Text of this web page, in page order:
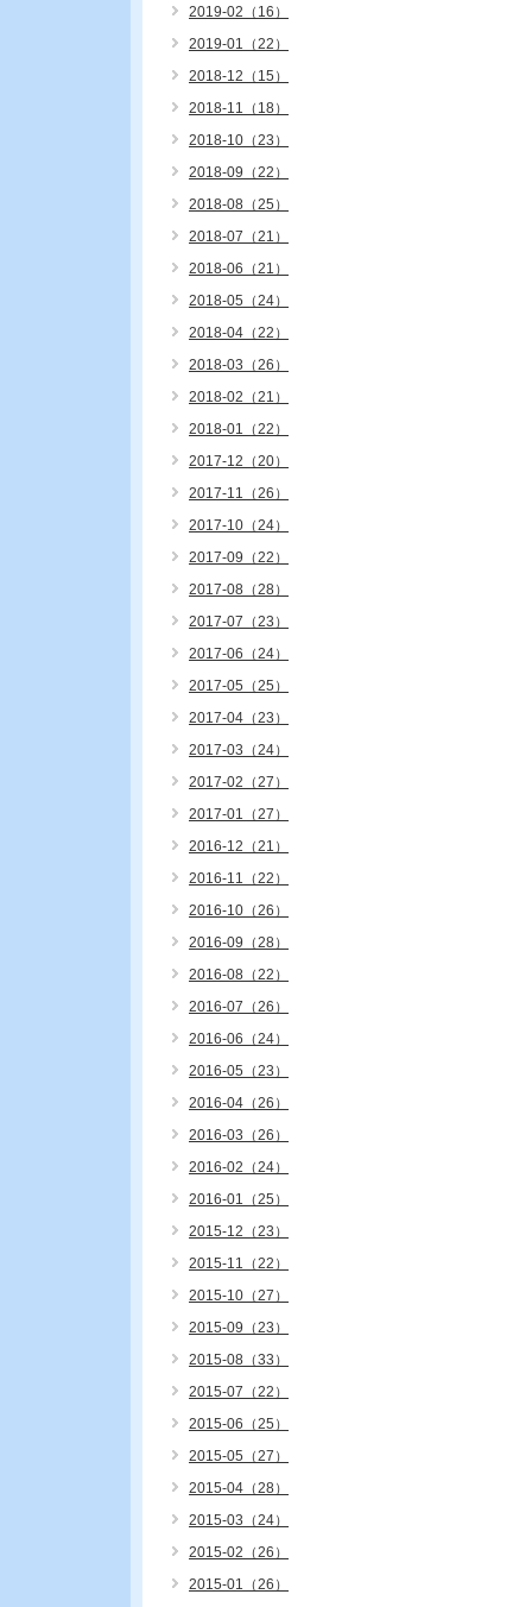
2019-02（16）
2019-01（22）
2018-12（15）
2018-11（18）
2018-10（23）
2018-09（22）
2018-08（25）
2018-07（21）
2018-06（21）
2018-05（24）
2018-04（22）
2018-03（26）
2018-02（21）
2018-01（22）
2017-12（20）
2017-11（26）
2017-10（24）
2017-09（22）
2017-08（28）
2017-07（23）
2017-06（24）
2017-05（25）
2017-04（23）
2017-03（24）
2017-02（27）
2017-01（27）
2016-12（21）
2016-11（22）
2016-10（26）
2016-09（28）
2016-08（22）
2016-07（26）
2016-06（24）
2016-05（23）
2016-04（26）
2016-03（26）
2016-02（24）
2016-01（25）
2015-12（23）
2015-11（22）
2015-10（27）
2015-09（23）
2015-08（33）
2015-07（22）
2015-06（25）
2015-05（27）
2015-04（28）
2015-03（24）
2015-02（26）
2015-01（26）